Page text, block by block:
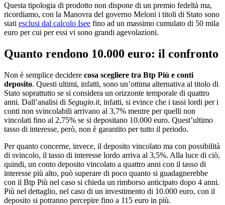
Questa tipologia di prodotto non dispone di un premio fedeltà ma,
ricordiamo, con la Manovra del governo Meloni i titoli di Stato sono
stati esclusi dal calcolo Isee fino ad un massimo cumulato di 50 mila
euro per cui per essi vi sono grandi agevolazioni.
Quanto rendono 10.000 euro: il confronto
Non è semplice decidere cosa scegliere tra Btp Più e conti
deposito. Questi ultimi, infatti, sono un’ottima alternativa al titolo di
Stato soprattutto se si considera un orizzonte temporale di quattro
anni. Dall’analisi di Segugio.it, infatti, si evince che i tassi lordi per i
conti non svincolabili arrivano al 3,7% mentre per quelli non
vincolati fino al 2,75% se si depositano 10.000 euro. Quest’ultimo
tasso di interesse, però, non è garantito per tutto il periodo.
Per quanto concerne, invece, il deposito vincolato ma con possibilità
di svincolo, il tasso di interesse lordo arriva al 3,5%. Alla luce di ciò,
quindi, un conto deposito vincolato a quattro anni con il tasso di
interesse più alto, può superare di poco quanto si guadagnerebbe
con il Btp Più nel caso si chieda un rimborso anticipato dopo 4 anni.
Più nel dettaglio, nel caso di un investimento di 10.000 euro, con il
deposito si potranno percepire fino a 115 euro in più.